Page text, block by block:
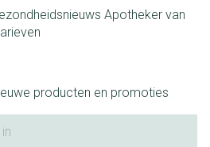
Apotheker van
producten en promoties